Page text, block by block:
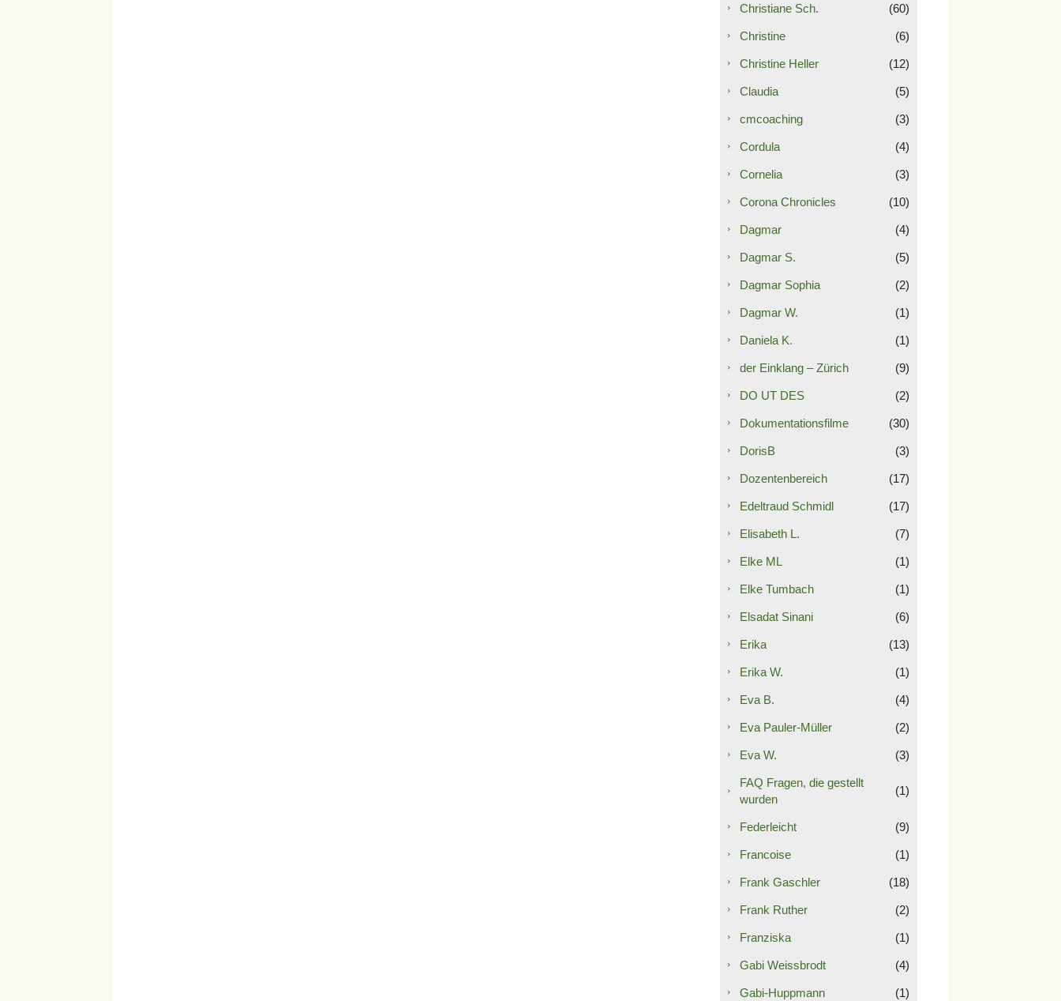
Christiane Sch. (60)
Christine (6)
Christine Heller (12)
Claudia (5)
cmcoaching (3)
Cordula (4)
Cornelia (3)
Corona Chronicles (10)
Dagmar (4)
Dagmar S. (5)
Dagmar Sophia (2)
Dagmar W. (1)
Daniela K. (1)
der Einklang – Zürich (9)
DO UT DES (2)
Dokumentationsfilme (30)
DorisB (3)
Dozentenbereich (17)
Edeltraud Schmidl (17)
Elisabeth L. (7)
Elke ML (1)
Elke Tumbach (1)
Elsadat Sinani (6)
Erika (13)
Erika W. (1)
Eva B. (4)
Eva Pauler-Müller (2)
Eva W. (3)
FAQ Fragen, die gestellt
wurden
(1)
Federleicht (9)
Francoise (1)
Frank Gaschler (18)
Frank Ruther (2)
Franziska (1)
Gabi Weissbrodt (4)
Gabi-Huppmann (1)